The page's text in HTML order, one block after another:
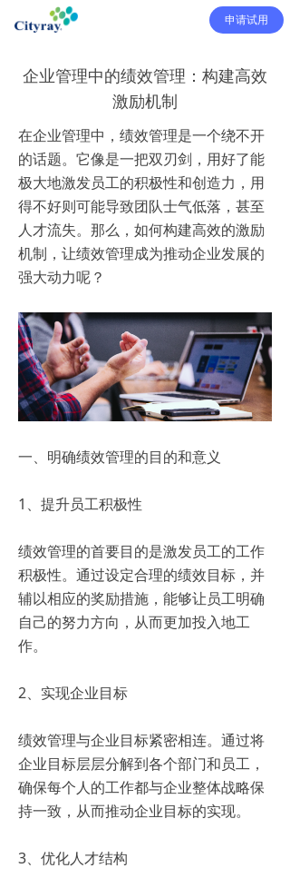
申请试用
企业管理中的绩效管理：构建高效
激励机制
在企业管理中，绩效管理是一个绕不开
的话题。它像是一把双刃剑，用好了能
极大地激发员工的积极性和创造力，用
得不好则可能导致团队士气低落，甚至
人才流失。那么，如何构建高效的激励
机制，让绩效管理成为推动企业发展的
强大动力呢？
一、明确绩效管理的目的和意义
1、提升员工积极性
绩效管理的首要目的是激发员工的工作
积极性。通过设定合理的绩效目标，并
辅以相应的奖励措施，能够让员工明确
自己的努力方向，从而更加投入地工
作。
2、实现企业目标
绩效管理与企业目标紧密相连。通过将
企业目标层层分解到各个部门和员工，
确保每个人的工作都与企业整体战略保
持一致，从而推动企业目标的实现。
3、优化人才结构